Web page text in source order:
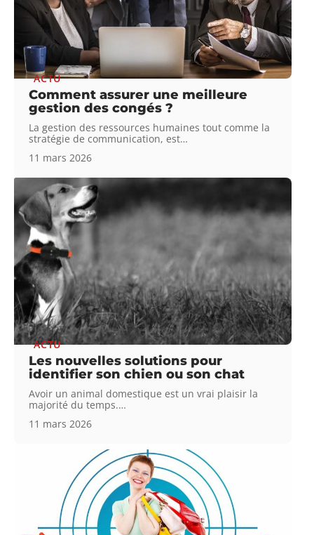
ACTU
Comment assurer une meilleure
gestion des congés ?
La gestion des ressources humaines tout comme la
stratégie de communication, est…
11 mars 2026
ACTU
Les nouvelles solutions pour
identifier son chien ou son chat
Avoir un animal domestique est un vrai plaisir la
majorité du temps.…
11 mars 2026